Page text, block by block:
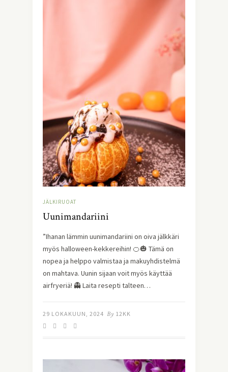
JÄLKIRUOAT
Uunimandariini
”Ihanan lämmin uunimandariini on oiva jälkkäri
myös halloween-kekkereihin! 🍊🎃 Tämä on
nopea ja helppo valmistaa ja makuyhdistelmä
on mahtava. Uunin sijaan voit myös käyttää
airfryeriä! 👻 Laita resepti talteen…
29 LOKAKUUN, 2024 By 12KK